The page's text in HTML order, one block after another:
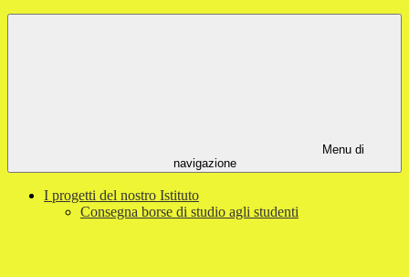
Menu di
navigazione
I progetti del nostro Istituto
Consegna borse di studio agli studenti